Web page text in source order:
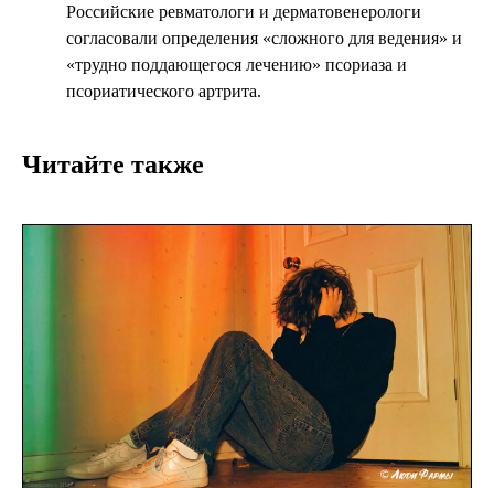
Российские ревматологи и дерматовенерологи
согласовали определения «сложного для ведения» и
«трудно поддающегося лечению» псориаза и
псориатического артрита.
Читайте также